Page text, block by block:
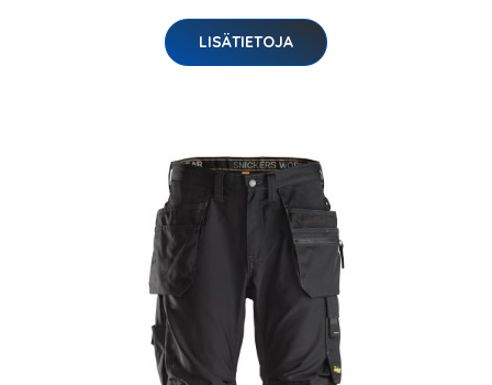
LISÄTIETOJA